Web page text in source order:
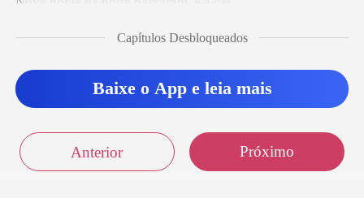
Capítulos Desbloqueados
Baixe o App e leia mais
Anterior Próximo